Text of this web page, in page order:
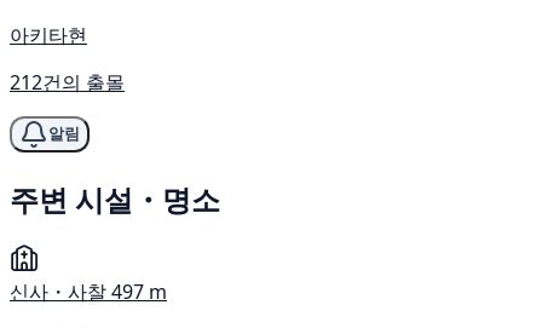
아키타현
212건의 출몰
알림
주변 시설・명소
신사・사찰497 m